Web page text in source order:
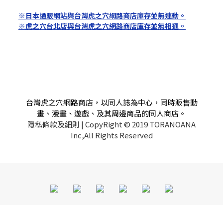
※日本通販網站與台灣虎之穴網路商店庫存並無連動。
※虎之穴台北店與台灣虎之穴網路商店庫存並無相通。
台灣虎之穴網路商店，以同人誌為中心，同時販售動
畫、漫畫、遊戲、及其周邊商品的同人商店。
隱私條款及細則 | CopyRight © 2019 TORANOANA
Inc,All Rights Reserved